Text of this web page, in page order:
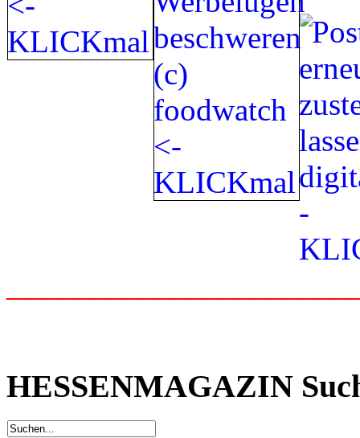
HESSENMAGAZIN